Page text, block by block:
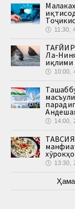
🕔 11:30,
Ла-
иқлими
🕔 10:00,
🕔 14:00,
🕔 13:30,